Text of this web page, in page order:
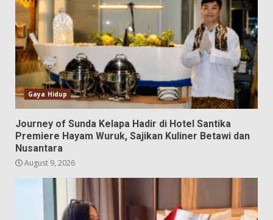
Gaya Hidup
Journey of Sunda Kelapa Hadir di Hotel Santika
Premiere Hayam Wuruk, Sajikan Kuliner Betawi dan
Nusantara
August 9, 2026